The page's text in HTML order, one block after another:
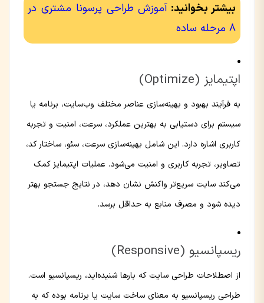
بیشتر بخوانید: آموزش طراحی پرسونا مشتری در
8 مرحله ساده
اپتیمایز (Optimize)
به فرآیند بهبود و بهینه‌سازی عناصر مختلف وب‌سایت، برنامه یا
سیستم برای دستیابی به بهترین عملکرد، سرعت، امنیت و تجربه
کاربری اشاره دارد. این شامل بهینه‌سازی سرعت، سئو، ساختار کد،
تصاویر، تجربه کاربری و امنیت می‌شود. عملیات اپتیمایز کمک
می‌کند سایت سریع‌تر واکنش نشان دهد، در نتایج جستجو بهتر
دیده شود و مصرف منابع به حداقل برسد.
ریسپانسیو (Responsive)
از اصطلاحات طراحی سایت که بارها شنیده‌اید، ریسپانسیو است.
طراحی ریسپانسیو به معنای ساخت سایت یا برنامه بوده که به